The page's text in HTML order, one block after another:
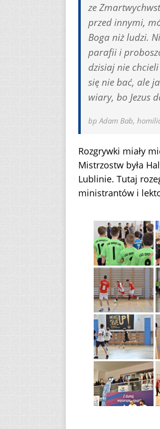
ze
przed innymi,
Boga niż ludzi.
parafii i
dzisiaj nie
się nie bać, ale
wiary, bo Jezus
bp Adam Bab,
Rozgrywki miały
Mistrzostw była
Lublinie. Tutaj
ministrantów i